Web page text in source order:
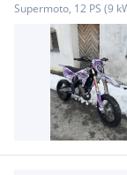
Supermoto, 12 PS (9